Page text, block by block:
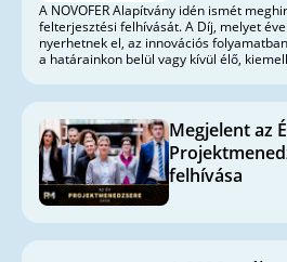
A NOVOFER Alapítvány idén ismét
felterjesztési felhívását. A Díj, melyet
nyerhetnek el, az innovációs
a határainkon belül vagy kívül élő,
Megjelent az
felhívása